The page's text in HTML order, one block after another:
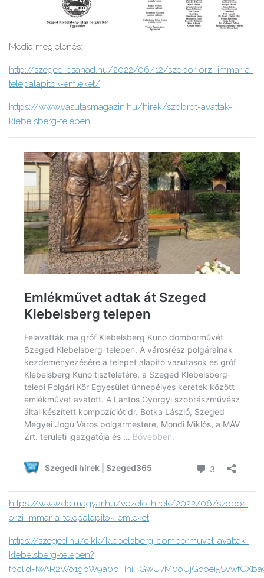
Média megjelenés:
http://szeged-csanad.hu/2022/06/12/szobor-orzi-immar-a-
telepalapitok-emleket/
https://www.vasutasmagazin.hu/hirek/szobrot-avattak-
klebelsberg-telepen
https://www.delmagyar.hu/vezeto-hirek/2022/06/szobor-
orzi-immar-a-telepalapitok-emleket
https://szeged.hu/cikk/klebelsberg-dombormuvet-avattak-
klebelsberg-telepen?